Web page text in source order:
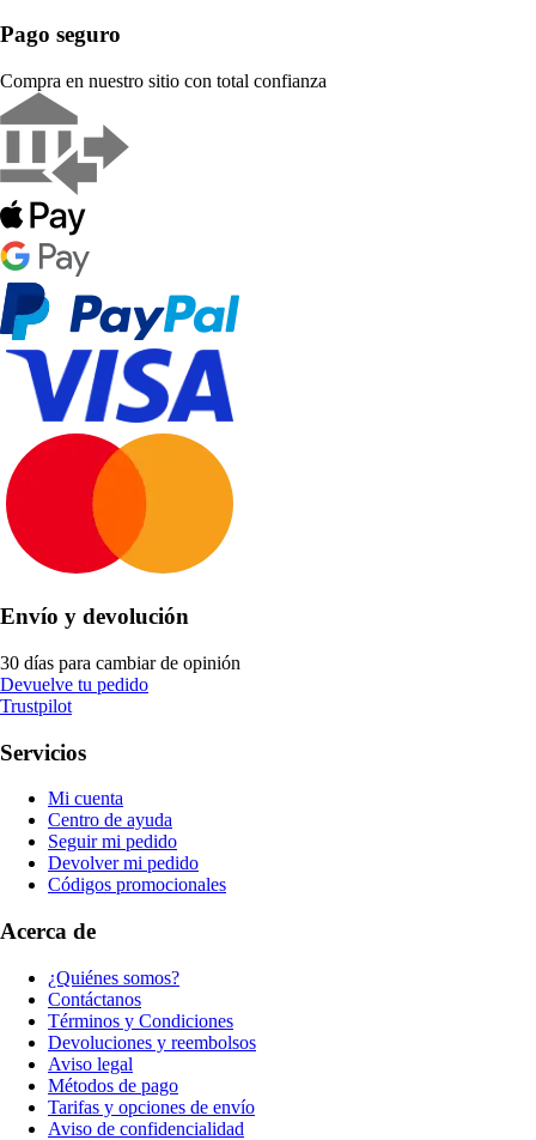
Pago seguro
Compra en nuestro sitio con total confianza
Envío y devolución
30 días para cambiar de opinión
Devuelve tu pedido
Trustpilot
Servicios
Mi cuenta
Centro de ayuda
Seguir mi pedido
Devolver mi pedido
Códigos promocionales
Acerca de
¿Quiénes somos?
Contáctanos
Términos y Condiciones
Devoluciones y reembolsos
Aviso legal
Métodos de pago
Tarifas y opciones de envío
Aviso de confidencialidad